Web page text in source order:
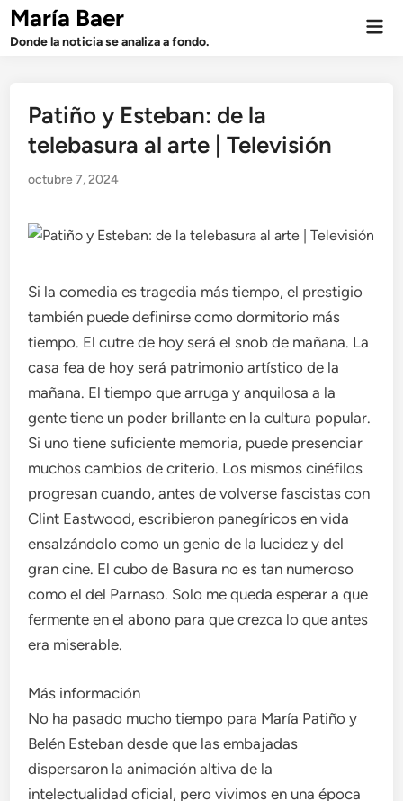
Saltar
contenido
María Baer
Donde la noticia se analiza a fondo.
Patiño y Esteban: de la
telebasura al arte | Televisión
octubre 7, 2024
Si la comedia es tragedia más tiempo, el prestigio
también puede definirse como dormitorio más
tiempo. El cutre de hoy será el snob de mañana. La
casa fea de hoy será patrimonio artístico de la
mañana. El tiempo que arruga y anquilosa a la
gente tiene un poder brillante en la cultura popular.
Si uno tiene suficiente memoria, puede presenciar
muchos cambios de criterio. Los mismos cinéfilos
progresan cuando, antes de volverse fascistas con
Clint Eastwood, escribieron panegíricos en vida
ensalzándolo como un genio de la lucidez y del
gran cine. El cubo de Basura no es tan numeroso
como el del Parnaso. Solo me queda esperar a que
fermente en el abono para que crezca lo que antes
era miserable.
Más información
No ha pasado mucho tiempo para María Patiño y
Belén Esteban desde que las embajadas
dispersaron la animación altiva de la
intelectualidad oficial, pero vivimos en una época